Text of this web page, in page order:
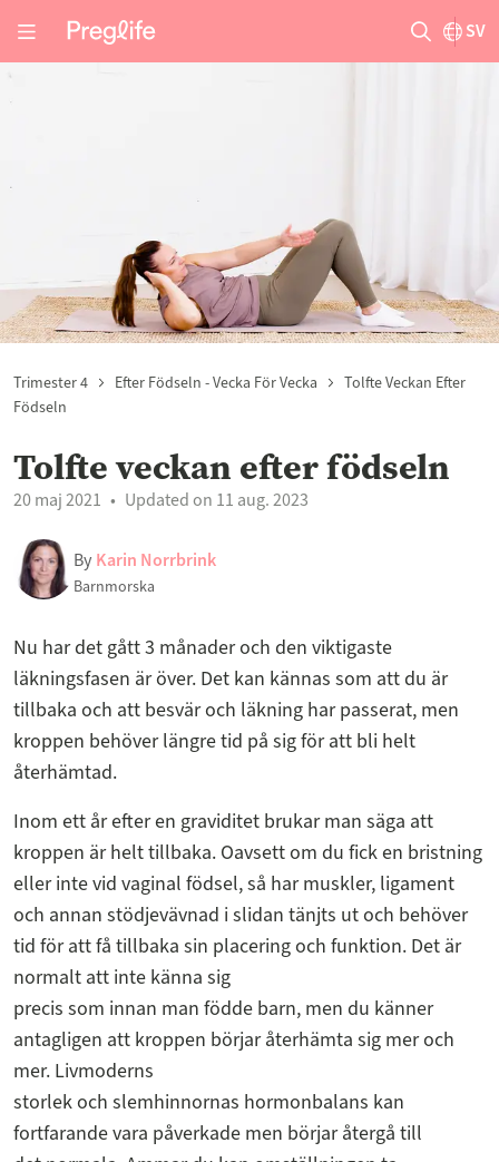
SV
Trimester 4 Efter Födseln - Vecka För Vecka
Tolfte Veckan Efter
Födseln
Tolfte veckan efter födseln
20 maj 2021 Updated on 11 aug. 2023
By Karin Norrbrink
Barnmorska
Nu har det gått 3 månader och den viktigaste
läkningsfasen är över. Det kan kännas som att du är
tillbaka och att besvär och läkning har passerat, men
kroppen behöver längre tid på sig för att bli helt
återhämtad.
Inom ett år efter en graviditet brukar man säga att
kroppen är helt tillbaka. Oavsett om du fick en bristning
eller inte vid vaginal födsel, så har muskler, ligament
och annan stödjevävnad i slidan tänjts ut och behöver
tid för att få tillbaka sin placering och funktion. Det är
normalt att inte känna sig
precis som innan man födde barn, men du känner
antagligen att kroppen börjar återhämta sig mer och
mer. Livmoderns
storlek och slemhinnornas hormonbalans kan
fortfarande vara påverkade men börjar återgå till